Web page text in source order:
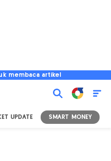
membaca artikel
UPDATE SMART MONEY